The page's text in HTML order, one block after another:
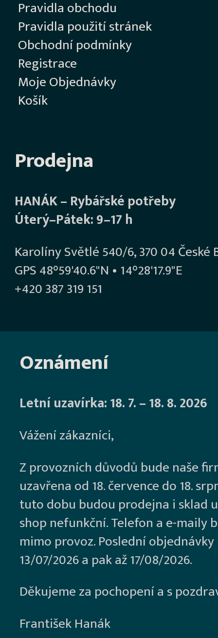
Pravidla obchodu
Pravidla použití stránek
Obchodní podmínky
Registrace
Moje Objednávky
Košík
Prodejna
HANÁK – Rybářské potřeby
Úterý–Pátek: 9–17 h
Karolíny Světlé 540/6, 370 04 České
GPS 48°59'40.6"N • 14°28'17.9"E
+420 387 319 151
Oznámení
Letní uzavírka: 18. 7. – 18. 8. 2026
Vážení zákazníci,
Z provozních důvodů bude naše
uzavřena od 18. července do 18.
tuto dobu budou prodejna i sklad
shop nefunkční. Telefon a e-maily
mimo provoz. Poslední
13/07/2026 a pak až 17/08/2026.
Děkujeme za pochopení a s
František Hanák